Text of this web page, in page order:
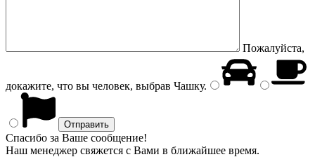
Пожалуйста,
докажите, что вы человек, выбрав Чашку.
Спасибо за Ваше сообщение!
Наш менеджер свяжется с Вами в ближайшее время.